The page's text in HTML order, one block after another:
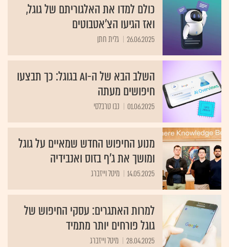
כולם למדו את האלגוריתם של גוגל,
ואז הגיעו הצ'אטבוטים
26.06.2025 גלית חתן
השלב הבא של ה-AI בגוגל: כך תבצעו
חיפושים מעתה
01.06.2025 נבו טרבלסי
מנוע החיפוש החדש שמאיים על גוגל
ומושך את ג'ף בזוס ואנבידיה
14.05.2025 מיטל וייזברג
למרות האתגרים: עסקי החיפוש של
גוגל פורחים יותר מתמיד
28.04.2025 מיטל וייזברג